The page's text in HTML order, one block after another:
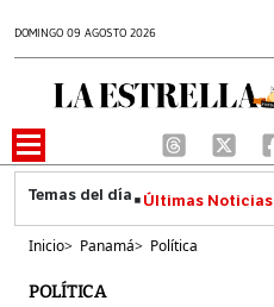
DOMINGO 09 AGOSTO 2026
Últimas Noticias
Inicio> Panamá> Política
POLÍTICA